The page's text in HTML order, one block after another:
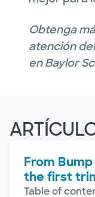
Obtenga
atención
en Baylor
From
the first
Table of